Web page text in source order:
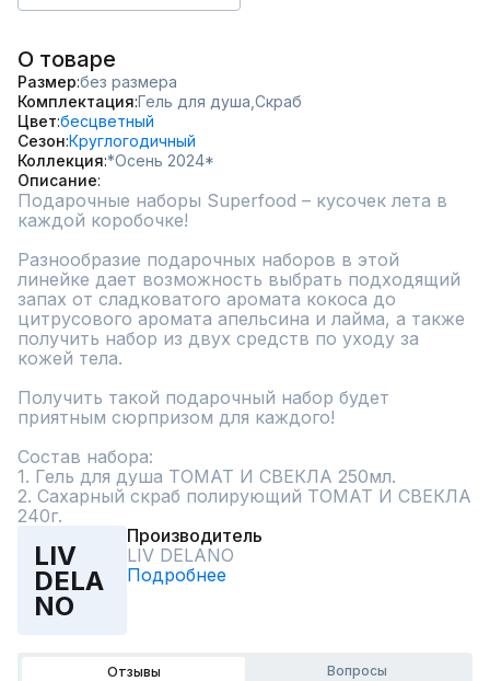
О товаре
Размер без размера
Комплектация Гель для душа, Скраб
Цвет бесцветный
Сезон Круглогодичный
Коллекция *Осень 2024*
Описание
Подарочные наборы Superfood – кусочек лета в
каждой коробочке!
Разнообразие подарочных наборов в этой
линейке дает возможность выбрать подходящий
запах от сладковатого аромата кокоса до
цитрусового аромата апельсина и лайма, а также
получить набор из двух средств по уходу за
кожей тела.
Получить такой подарочный набор будет
приятным сюрпризом для каждого!
Состав набора:
1. Гель для душа ТОМАТ И СВЕКЛА 250мл.
2. Сахарный скраб полирующий ТОМАТ И СВЕКЛА
240г.
LIV
DELA
NO
Производитель
LIV DELANO
Подробнее
Отзывы Вопросы